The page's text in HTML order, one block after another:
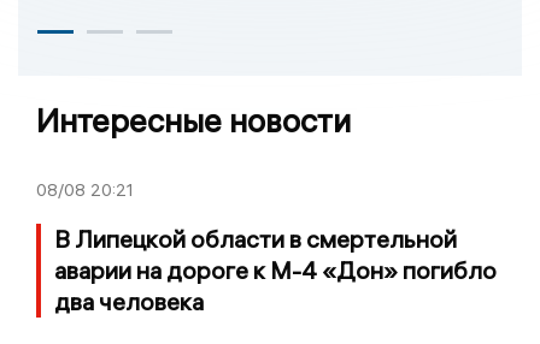
Интересные новости
08/08 20:21
В Липецкой области в смертельной
аварии на дороге к М-4 «Дон» погибло
два человека